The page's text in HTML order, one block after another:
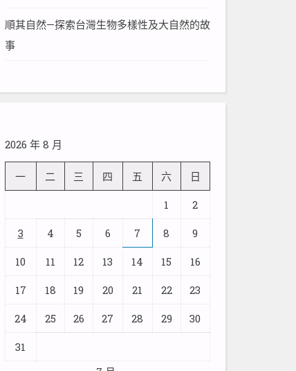
順其自然—探索台灣生物多樣性及大自然的故
事
2026 年 8 月
一 二 三 四 五 六 日
1 2
3 4 5 6 7 8 9
10 11 12 13 14 15 16
17 18 19 20 21 22 23
24 25 26 27 28 29 30
31